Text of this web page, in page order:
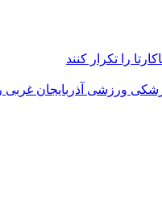
را تکرار کنند
ورزشی آذربایجان غربی